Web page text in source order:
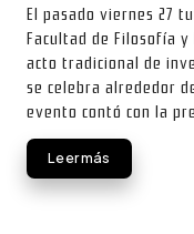
por
en
El pasado viernes 27
Facultad de Filosofía
acto tradicional de
se celebra alrededor
evento contó con la
Leer más